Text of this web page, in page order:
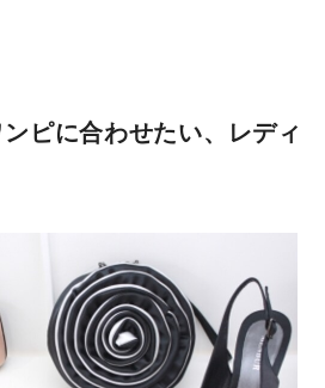
ピに合わせたい、レディ